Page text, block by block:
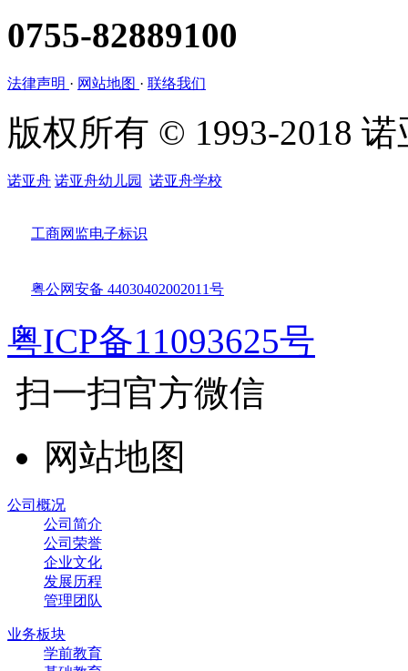
0755-82889100
法律声明 · 网站地图 · 联络我们
版权所有 © 1993-2018
诺亚舟 诺亚舟幼儿园 诺亚舟学校
工商网监电子标识
粤公网安备 44030402002011号
粤ICP备11093625号
扫一扫官方微信
网站地图
公司概况
公司简介
公司荣誉
企业文化
发展历程
管理团队
业务板块
学前教育